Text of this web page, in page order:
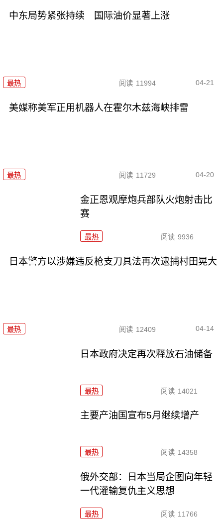
中东局势紧张持续 国际油价显著上涨
最热 阅读 11994 04-21
美媒称美军正用机器人在霍尔木兹海峡排雷
最热 阅读 11729 04-20
金正恩观摩炮兵部队火炮射击比
赛
最热 阅读 9936
日本警方以涉嫌违反枪支刀具法再次逮捕村田晃大
最热 阅读 12409 04-14
日本政府决定再次释放石油储备
最热 阅读 14021
主要产油国宣布5月继续增产
最热 阅读 14358
俄外交部：日本当局企图向年轻
一代灌输复仇主义思想
最热 阅读 11766